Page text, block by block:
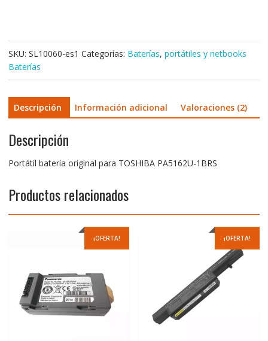
SKU: SL10060-es1 Categorías: Baterías, portátiles y netbooks
Baterías
Descripción Información adicional Valoraciones (2)
Descripción
Portátil batería original para TOSHIBA PA5162U-1BRS
Productos relacionados
¡OFERTA! ¡OFERTA!